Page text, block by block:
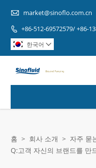
 market@sinoflo.com.cn
 +86-512-69572579/ +86-
한국어 
홈 > 회사 소개 > 자주 묻
Q:고객 자신의 브랜드를 만